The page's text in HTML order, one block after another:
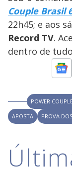
M
u
d
o
Couple Brasil
22h45; e aos
Record TV.
dentro de
POWER
APOSTA
PROVA